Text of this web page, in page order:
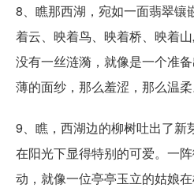
8、瞧那西湖，宛如一面翡翠镶
着云、映着鸟、映着桥、映着
没有一丝涟漪，就像是一个准
薄的面纱，那么羞涩，那么温柔
9、瞧，西湖边的柳树吐出了新
在阳光下显得特别的可爱。一
动，就像一位亭亭玉立的姑娘